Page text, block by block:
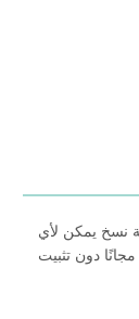
نسخ يمكن لأي